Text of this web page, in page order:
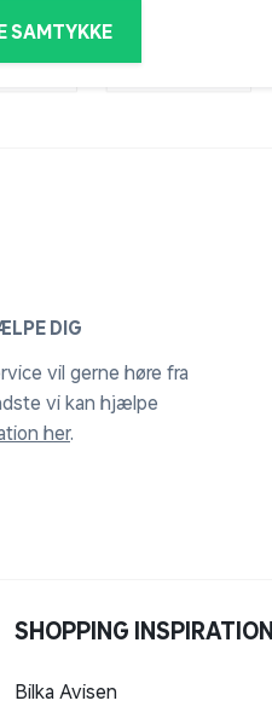
SAMTYKKE
DIG
vil gerne høre fra
vi kan hjælpe
her.
SHOPPING INSPIRATION
Bilka Avisen